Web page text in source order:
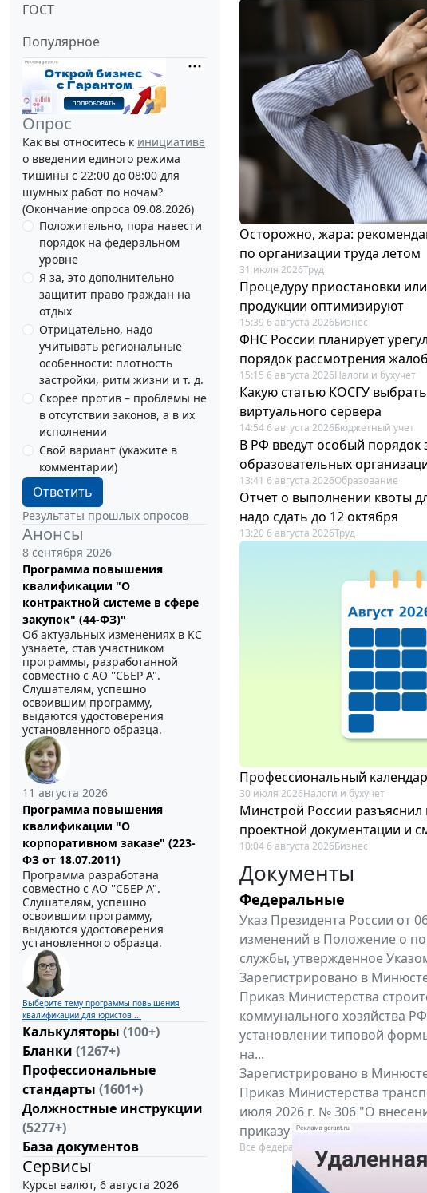
ГОСТ
Популярное
Опрос
Как вы относитесь к инициативе
о введении единого режима
тишины с 22:00 до 08:00 для
шумных работ по ночам?
(Окончание опроса 09.08.2026)
Положительно, пора навести
порядок на федеральном
уровне
Я за, это дополнительно
защитит право граждан на
отдых
Отрицательно, надо
учитывать региональные
особенности: плотность
застройки, ритм жизни и т. д.
Скорее против – проблемы не
в отсутствии законов, а в их
исполнении
Свой вариант (укажите в
комментарии)
Ответить
Результаты прошлых опросов
Анонсы
8 сентября 2026
Программа повышения
квалификации "О
контрактной системе в сфере
закупок" (44-ФЗ)"
Об актуальных изменениях в КС
узнаете, став участником
программы, разработанной
совместно с АО ''СБЕР А".
Слушателям, успешно
освоившим программу,
выдаются удостоверения
установленного образца.
11 августа 2026
Программа повышения
квалификации "О
корпоративном заказе" (223-
ФЗ от 18.07.2011)
Программа разработана
совместно с АО ''СБЕР А".
Слушателям, успешно
освоившим программу,
выдаются удостоверения
установленного образца.
Выберите тему программы повышения
квалификации для юристов ...
Калькуляторы (100+)
Бланки (1267+)
Профессиональные
стандарты (1601+)
Должностные инструкции
(5277+)
База документов
Сервисы
Курсы валют, 6 августа 2026
Осторожно, жара:
по организации труда летом
31 июля 2026Труд
Процедуру приостановки
продукции оптимизируют
15:39 6 августа 2026Бизнес
ФНС России планирует
порядок рассмотрения жалоб
15:15 6 августа 2026Налоги и бухучет
Какую статью КОСГУ
виртуального сервера
14:54 6 августа 2026Бюджетный учет
В РФ введут особый порядок
образовательных
13:41 6 августа 2026Образование
Отчет о выполнении квоты
надо сдать до 12 октября
13:20 6 августа 2026Труд
Профессиональный
30 июля 2026Налоги и бухучет
Минстрой России разъяснил
проектной документации и
10:04 6 августа 2026Бизнес
Документы
Федеральные
Указ Президента России от
изменений в Положение о
службы, утвержденное
Зарегистрировано в
Приказ Министерства
коммунального хозяйства
установлении типовой
на...
Зарегистрировано в
Приказ Министерства
июля 2026 г. № 306 "О
приказу Министерства
Все федеральные документы